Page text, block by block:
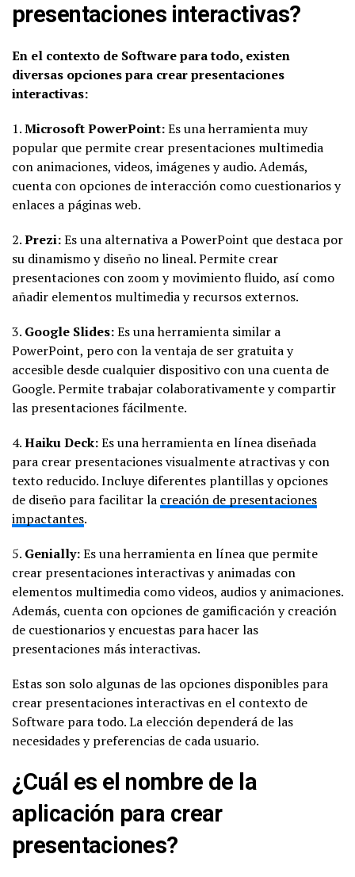
presentaciones interactivas?
En el contexto de Software para todo, existen
diversas opciones para crear presentaciones
interactivas:
1.Microsoft PowerPoint:Es una herramienta muy
popular que permite crear presentaciones multimedia
con animaciones, videos, imágenes y audio. Además,
cuenta con opciones de interacción como cuestionarios y
enlaces a páginas web.
2.Prezi:Es una alternativa a PowerPoint que destaca por
su dinamismo y diseño no lineal. Permite crear
presentaciones con zoom y movimiento fluido, así como
añadir elementos multimedia y recursos externos.
3. Google Slides:Es una herramienta similar a
PowerPoint, pero con la ventaja de ser gratuita y
accesible desde cualquier dispositivo con una cuenta de
Google. Permite trabajar colaborativamente y compartir
las presentaciones fácilmente.
4.Haiku Deck:Es una herramienta en línea diseñada
para crear presentaciones visualmente atractivas y con
texto reducido. Incluye diferentes plantillas y opciones
de diseño para facilitar la creación de presentaciones
impactantes.
5. Genially:Es una herramienta en línea que permite
crear presentaciones interactivas y animadas con
elementos multimedia como videos, audios y animaciones.
Además, cuenta con opciones de gamificación y creación
de cuestionarios y encuestas para hacer las
presentaciones más interactivas.
Estas son solo algunas de las opciones disponibles para
crear presentaciones interactivas en el contexto de
Software para todo. La elección dependerá de las
necesidades y preferencias de cada usuario.
¿Cuál es el nombre de la
aplicación para crear
presentaciones?